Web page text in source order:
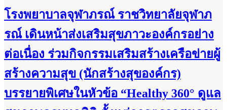
โรงพยาบาลจุฬาภรณ์ ราชวิทยาลัยจุฬาภ
รณ์ เดินหน้าส่งเสริมสุขภาวะองค์กรอย่าง
ต่อเนื่อง ร่วมกิจกรรมเสริมสร้างเครือข่ายผู้
สร้างความสุข (นักสร้างสุของค์กร)
บรรยายพิเศษในหัวข้อ “Healthy 360° ดูแล